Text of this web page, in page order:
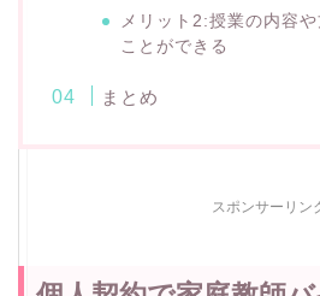
メリット2:授業の内容
ことができる
まとめ
スポンサーリン